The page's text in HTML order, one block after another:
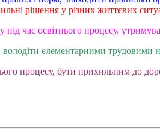
рішення у різних життєвих
час освітнього процесу,
володіти елементарними
процесу, бути прихильним до